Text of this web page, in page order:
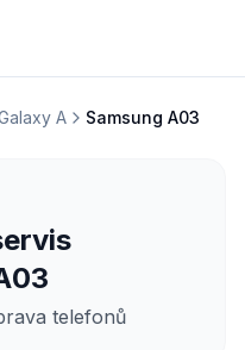
A Samsung A03
telefonů